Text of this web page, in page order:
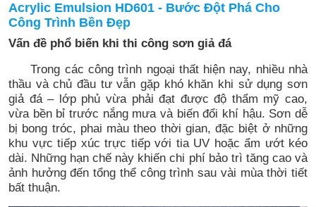
Acrylic Emulsion HD601 - Bước Đột Phá Cho
Công Trình Bền Đẹp
Vấn đề phổ biến khi thi công sơn giả đá
Trong các công trình ngoại thất hiện nay, nhiều nhà
thầu và chủ đầu tư vẫn gặp khó khăn khi sử dụng sơn
giả đá – lớp phủ vừa phải đạt được độ thẩm mỹ cao,
vừa bền bỉ trước nắng mưa và biến đổi khí hậu. Sơn dễ
bị bong tróc, phai màu theo thời gian, đặc biệt ở những
khu vực tiếp xúc trực tiếp với tia UV hoặc ẩm ướt kéo
dài. Những hạn chế này khiến chi phí bảo trì tăng cao và
ảnh hưởng đến tổng thể công trình sau vài mùa thời tiết
bất thuận.